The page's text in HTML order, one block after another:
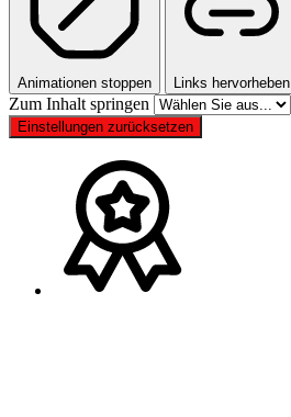
Animationen stoppen Links hervorheben
Zum Inhalt springen
Einstellungen zurücksetzen